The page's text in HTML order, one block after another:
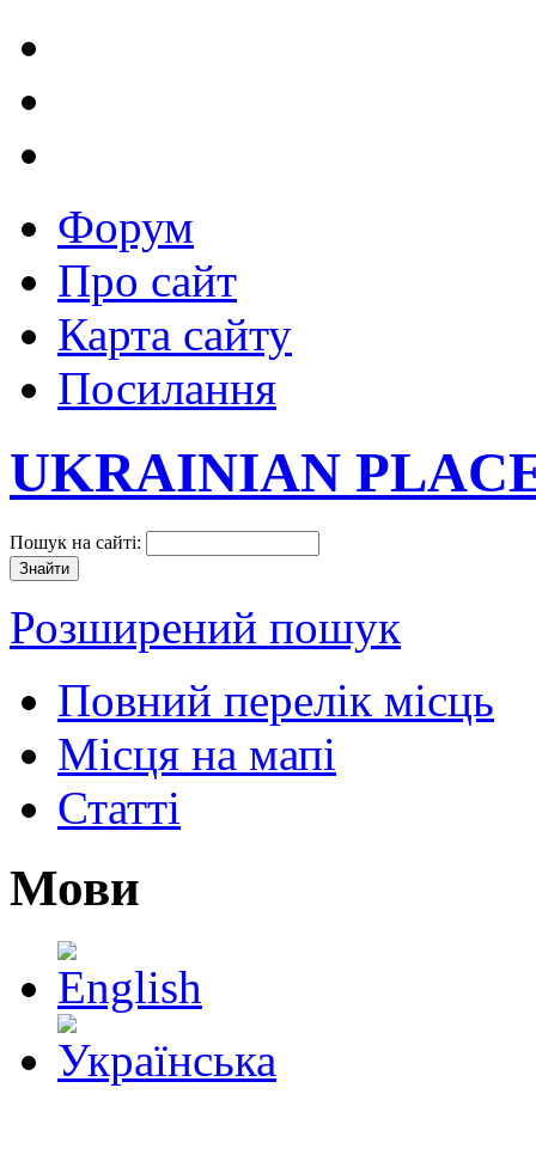
Форум
Про сайт
Карта сайту
Посилання
UKRAINIAN
Пошук на сайті:
Розширений пошук
Повний перелік місць
Місця на мапі
Статті
Мови